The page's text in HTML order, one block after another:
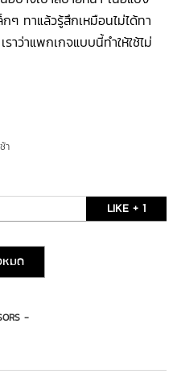
ๆ ทาแล้วรู้สึกเหมือนไม่ได้ทา
าว่าแพกเกจแบบนี้ทำให้ใช้ไม่
า
LIKE + 1
มด
-